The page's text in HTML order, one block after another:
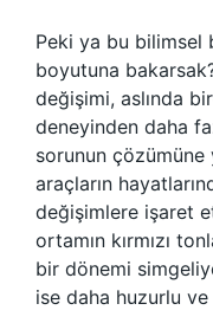
Peki ya bu bilimsel
boyutuna
değişimi, aslında
deneyinden daha
sorunun çözümüne
araçların
değişimlere işaret
ortamın kırmızı
bir dönemi
ise daha huzurlu